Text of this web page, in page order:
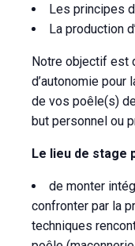
Les principes
La production
Notre objectif est
d’autonomie pour
de vos poêle(s)
but personnel ou
Le lieu de stage
de monter
confronter par la
techniques